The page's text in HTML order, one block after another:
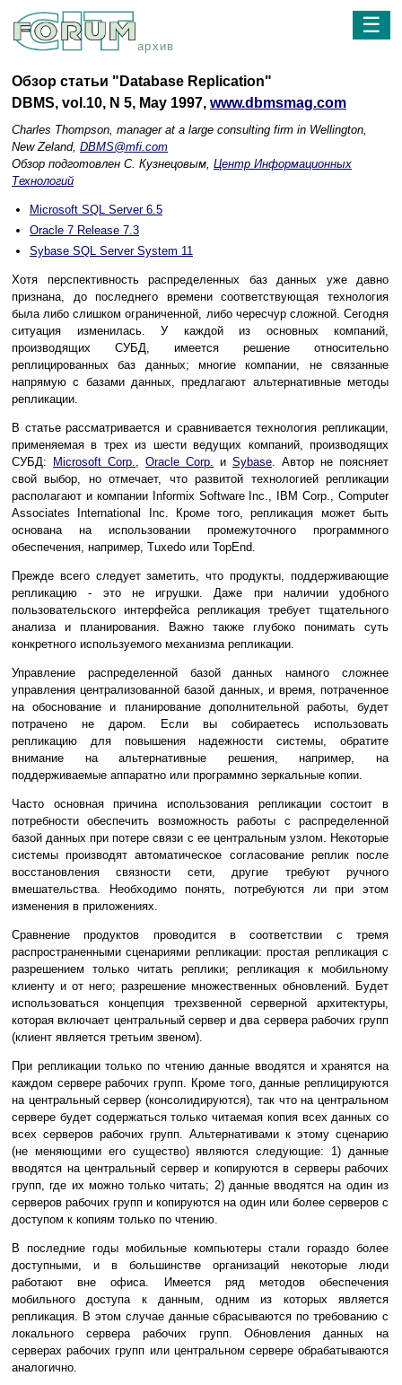
архив
☰
Обзор статьи "Database Replication"
DBMS, vol.10, N 5, May 1997, www.dbmsmag.com
Charles Thompson, manager at a large consulting firm in Wellington,
New Zeland, DBMS@mfi.com
Обзор подготовлен С. Кузнецовым, Центр Информационных
Технологий
Microsoft SQL Server 6.5
Oracle 7 Release 7.3
Sybase SQL Server System 11
Хотя перспективность распределенных баз данных уже давно
признана, до последнего времени соответствующая технология
была либо слишком ограниченной, либо чересчур сложной. Сегодня
ситуация изменилась. У каждой из основных компаний,
производящих СУБД, имеется решение относительно
реплицированных баз данных; многие компании, не связанные
напрямую с базами данных, предлагают альтернативные методы
репликации.
В статье рассматривается и сравнивается технология репликации,
применяемая в трех из шести ведущих компаний, производящих
СУБД:
Microsoft Corp., Oracle Corp. и Sybase. Автор не поясняет
свой выбор, но отмечает, что развитой технологией репликации
располагают и компании Informix Software Inc., IBM Corp., Computer
Associates International Inc. Кроме того, репликация может быть
основана на использовании промежуточного программного
обеспечения, например, Tuxedo или TopEnd.
Прежде всего следует заметить, что продукты, поддерживающие
репликацию - это не игрушки. Даже при наличии удобного
пользовательского интерфейса репликация требует тщательного
анализа и планирования. Важно также глубоко понимать суть
конкретного используемого механизма репликации.
Управление распределенной базой данных намного сложнее
управления централизованной базой данных, и время, потраченное
на обоснование и планирование дополнительной работы, будет
потрачено не даром. Если вы собираетесь использовать
репликацию для повышения надежности системы, обратите
внимание на альтернативные решения, например, на
поддерживаемые аппаратно или программно зеркальные копии.
Часто основная причина использования репликации состоит в
потребности обеспечить возможность работы с распределенной
базой данных при потере связи с ее центральным узлом. Некоторые
системы производят автоматическое согласование реплик после
восстановления связности сети, другие требуют ручного
вмешательства. Необходимо понять, потребуются ли при этом
изменения в приложениях.
Сравнение продуктов проводится в соответствии с тремя
распространенными сценариями репликации: простая репликация с
разрешением только читать реплики; репликация к мобильному
клиенту и от него; разрешение множественных обновлений. Будет
использоваться концепция трехзвенной серверной архитектуры,
которая включает центральный сервер и два сервера рабочих групп
(клиент является третьим звеном).
При репликации только по чтению данные вводятся и хранятся на
каждом сервере рабочих групп. Кроме того, данные реплицируются
на центральный сервер (консолидируются), так что на центральном
сервере будет содержаться только читаемая копия всех данных со
всех серверов рабочих групп. Альтернативами к этому сценарию
(не меняющими его существо) являются следующие: 1) данные
вводятся на центральный сервер и копируются в серверы рабочих
групп, где их можно только читать; 2) данные вводятся на один из
серверов рабочих групп и копируются на один или более серверов с
доступом к копиям только по чтению.
В последние годы мобильные компьютеры стали гораздо более
доступными, и в большинстве организаций некоторые люди
работают вне офиса. Имеется ряд методов обеспечения
мобильного доступа к данным, одним из которых является
репликация. В этом случае данные сбрасываются по требованию с
локального сервера рабочих групп. Обновления данных на
серверах рабочих групп или центральном сервере обрабатываются
аналогично.